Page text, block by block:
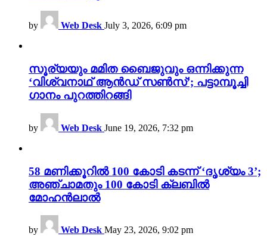
by Web Desk July 3, 2026, 6:09 pm
സൂര്യയും മമിത ബൈജുവും ഒന്നിക്കുന്ന
‘വിശ്വനാഥ് ആൻഡ് സൺസ്’; പട്ടാമ്പൂച്ചി
ഗാനം പുറത്തിറങ്ങി
by Web Desk June 19, 2026, 7:32 pm
58 മണിക്കൂറിൽ 100 കോടി കടന്ന് ‘ദൃശ്യം 3’;
അഞ്ചാമതും 100 കോടി ക്ലബിൽ
മോഹൻലാൽ
by Web Desk May 23, 2026, 9:02 pm